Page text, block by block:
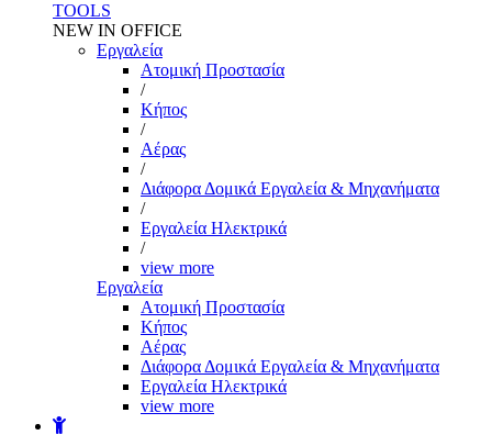
TOOLS
NEW IN OFFICE
Εργαλεία
Aτομική Προστασία
/
Kήπος
/
Αέρας
/
Διάφορα Δομικά Εργαλεία & Μηχανήματα
/
Εργαλεία Ηλεκτρικά
/
view more
Εργαλεία
Aτομική Προστασία
Kήπος
Αέρας
Διάφορα Δομικά Εργαλεία & Μηχανήματα
Εργαλεία Ηλεκτρικά
view more